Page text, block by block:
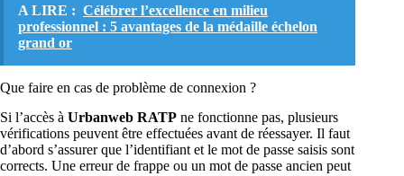
A LIRE : Célébrer l’excellence en milieu
professionnel : 5 avantages de la médaille échelon
grand or
Que faire en cas de problème de connexion ?
Si l’accès à Urbanweb RATP ne fonctionne pas, plusieurs
vérifications peuvent être effectuées avant de réessayer. Il faut
d’abord s’assurer que l’identifiant et le mot de passe saisis sont
corrects. Une erreur de frappe ou un mot de passe ancien peut